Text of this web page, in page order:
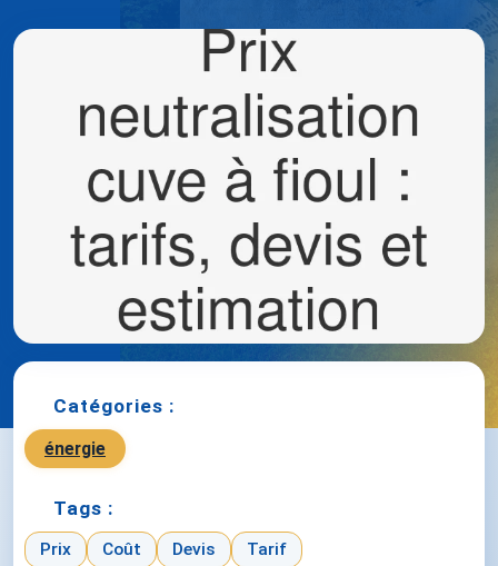
Catégories :
énergie
Tags :
Prix Coût Devis Tarif